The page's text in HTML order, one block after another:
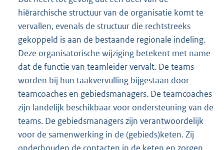
hiërarchische structuur van de organisatie komt te
vervallen, evenals de structuur die rechtstreeks
gekoppeld is aan de bestaande regionale indeling.
Deze organisatorische wijziging betekent met name
dat de functie van teamleider vervalt. De teams
worden bij hun taakvervulling bijgestaan door
teamcoaches en gebiedsmanagers. De teamcoaches
zijn landelijk beschikbaar voor ondersteuning van de
teams. De gebiedsmanagers zijn verantwoordelijk
voor de samenwerking in de (gebieds)keten. Zij